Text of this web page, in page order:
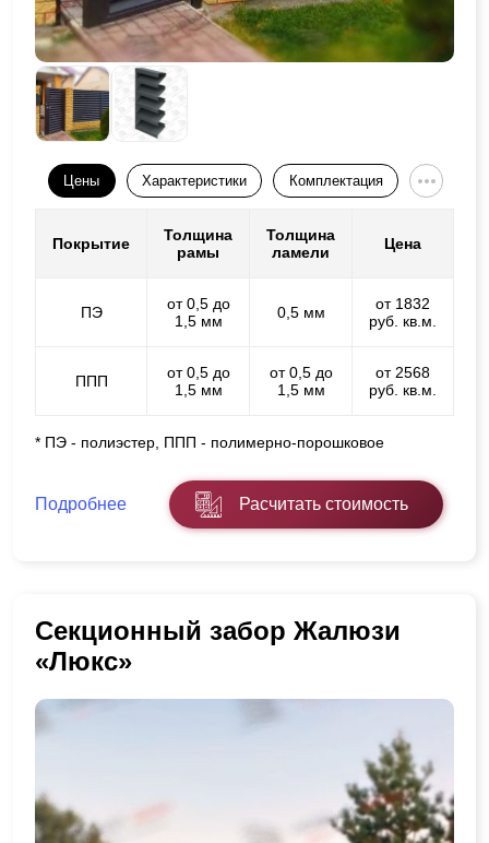
Цены Характеристики Комплектация
Покрытие
Толщина
рамы
Толщина
ламели
Цена
ПЭ
от 0,5 до
1,5 мм
0,5 мм
от 1832
руб. кв.м.
ППП
от 0,5 до
1,5 мм
от 0,5 до
1,5 мм
от 2568
руб. кв.м.
* ПЭ - полиэстер, ППП - полимерно-порошковое
Подробнее Расчитать стоимость
Секционный забор Жалюзи
«Люкс»